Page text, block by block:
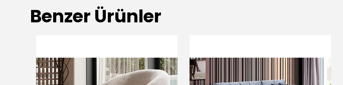
Benzer Ürünler